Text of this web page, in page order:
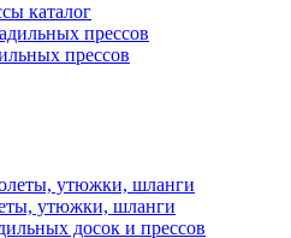
каталог
прессов
утюжки, шланги